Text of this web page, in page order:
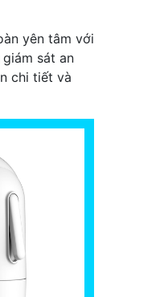
yên tâm với
sát an
chi tiết và